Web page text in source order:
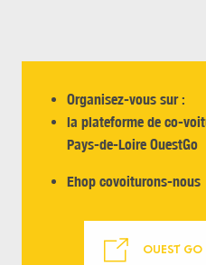
Organisez-vous sur :
la plateforme de co-
Pays-de-Loire OuestGo
Ehop covoiturons-nous
OUEST GO